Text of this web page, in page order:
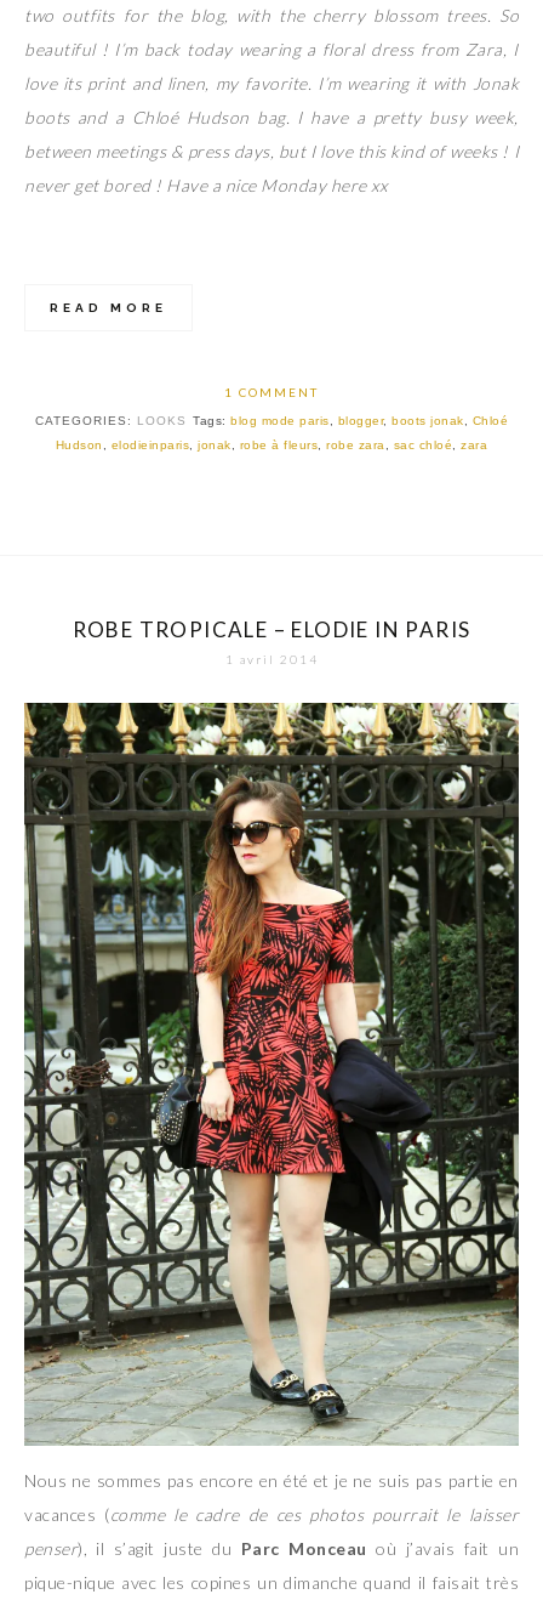
two outfits for the blog, with the cherry blossom trees. So
beautiful ! I’m back today wearing a floral dress from Zara, I
love its print and linen, my favorite. I’m wearing it with Jonak
boots and a Chloé Hudson bag. I have a pretty busy week,
between meetings & press days, but I love this kind of weeks ! I
never get bored ! Have a nice Monday here xx
READ MORE
1 COMMENT
CATEGORIES: LOOKS Tags: blog mode paris blogger, boots jonak
Chloé
Hudson
elodieinparis ,jonak robe à fleurs ,robe zara sac chloé ,zara
ROBE TROPICALE – ELODIE IN PARIS
1 avril 2014
Nous ne sommes pas encore en été et je ne suis pas partie en
vacances (comme le cadre de ces photos pourrait le laisser
penser), il s’agit juste du Parc Monceau où j’avais fait un
pique-nique avec les copines un dimanche quand il faisait très